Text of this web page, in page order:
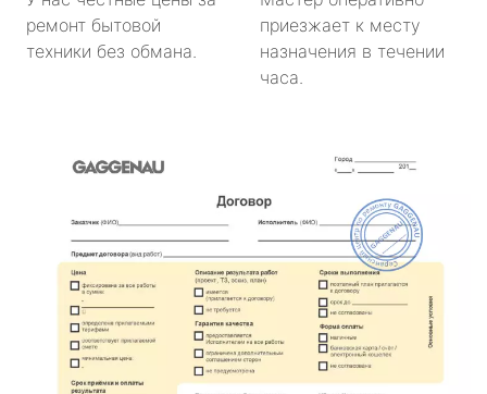
ремонт бытовой
техники без обмана.
приезжает к месту
назначения в течении
часа.